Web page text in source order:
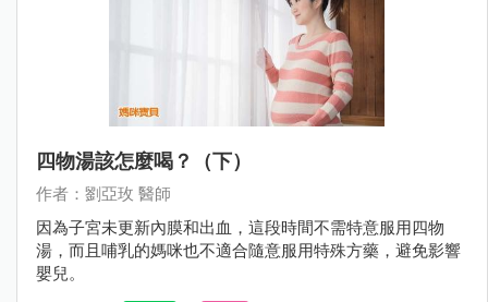
四物湯該怎麼喝？（下）
作者：劉亞玫 醫師
因為子宮未更新內膜和出血，這段時間不需特意服用四物
湯，而且哺乳的媽咪也不適合隨意服用特殊方藥，避免影響
嬰兒。